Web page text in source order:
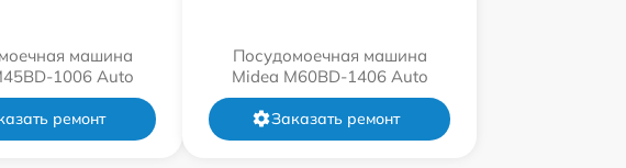
машина
1006 Auto
ремонт
Посудомоечная машина
Midea M60BD-1406 Auto
Заказать ремонт